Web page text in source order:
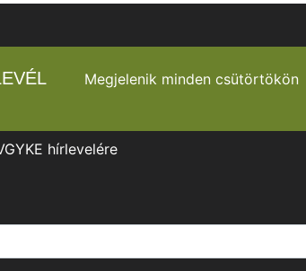
Megjelenik minden csütörtökön
hírlevelére